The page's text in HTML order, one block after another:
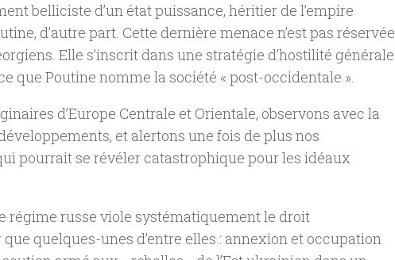
belliciste d’un état puissance, héritier de l’empire
d’autre part. Cette dernière menace n’est pas réservée
Elle s’inscrit dans une stratégie d’hostilité générale
que Poutine nomme la société « post-occidentale ».
d’Europe Centrale et Orientale, observons avec la
et alertons une fois de plus nos
pourrait se révéler catastrophique pour les idéaux
régime russe viole systématiquement le droit
quelques-unes d’entre elles : annexion et occupation